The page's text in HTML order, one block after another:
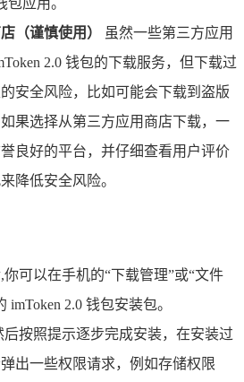
（谨慎使用）
虽然一些第三方应用
2.0 钱包的下载服务，但下载过
安全风险，比如可能会下载到盗版
果选择从第三方应用商店下载，一
良好的平台，并仔细查看用户评价
降低安全风险。
你可以在手机的“下载管理”或“文件
imToken 2.0 钱包安装包。
后按照提示逐步完成安装，在安装过
出一些权限请求，例如存储权限